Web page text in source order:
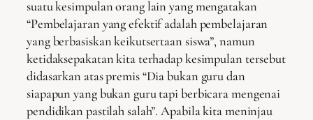
suatu kesimpulan orang lain yang mengatakan
“Pembelajaran yang efektif adalah pembelajaran
yang berbasiskan keikutsertaan siswa”, namun
ketidaksepakatan kita terhadap kesimpulan tersebut
didasarkan atas premis “Dia bukan guru dan
siapapun yang bukan guru tapi berbicara mengenai
pendidikan pastilah salah”. Apabila kita meninjau